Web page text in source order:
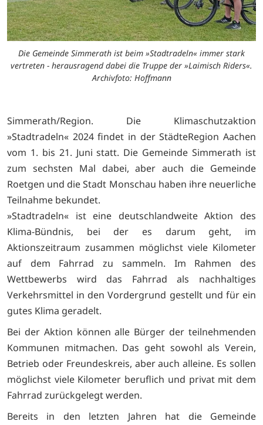
Die Gemeinde Simmerath ist beim »Stadtradeln« immer stark
vertreten - herausragend dabei die Truppe der »Laimisch Riders«.
Archivfoto: Hoffmann
Simmerath/Region. Die Klimaschutzaktion
»Stadtradeln« 2024 findet in der StädteRegion Aachen
vom 1. bis 21. Juni statt. Die Gemeinde Simmerath ist
zum sechsten Mal dabei, aber auch die Gemeinde
Roetgen und die Stadt Monschau haben ihre neuerliche
Teilnahme bekundet.
»Stadtradeln« ist eine deutschlandweite Aktion des
Klima-Bündnis, bei der es darum geht, im
Aktionszeitraum zusammen möglichst viele Kilometer
auf dem Fahrrad zu sammeln. Im Rahmen des
Wettbewerbs wird das Fahrrad als nachhaltiges
Verkehrsmittel in den Vordergrund gestellt und für ein
gutes Klima geradelt.
Bei der Aktion können alle Bürger der teilnehmenden
Kommunen mitmachen. Das geht sowohl als Verein,
Betrieb oder Freundeskreis, aber auch alleine. Es sollen
möglichst viele Kilometer beruflich und privat mit dem
Fahrrad zurückgelegt werden.
Bereits in den letzten Jahren hat die Gemeinde